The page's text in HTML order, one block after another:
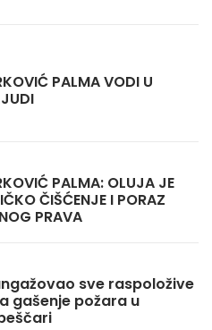
PALMA VODI U
PALMA: OLUJA JE
ČIŠĆENJE I PORAZ
PRAVA
sve raspoložive
gašenje požara u